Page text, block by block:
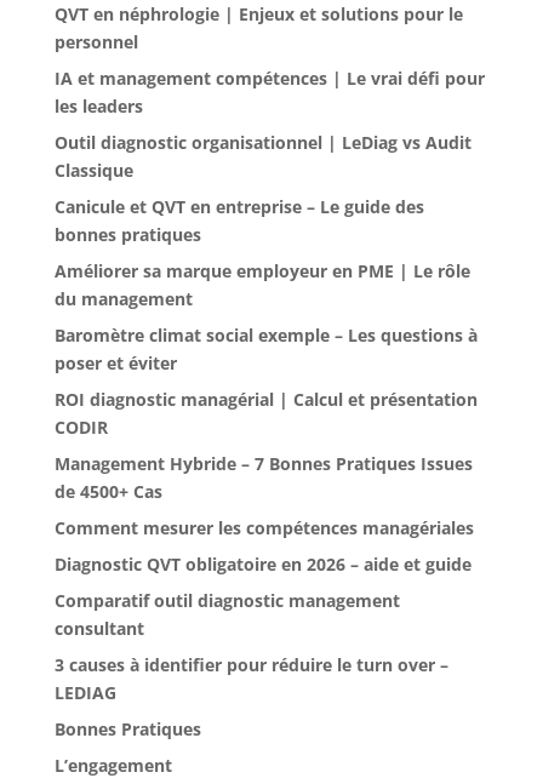
QVT en néphrologie | Enjeux et solutions pour le
personnel
IA et management compétences | Le vrai défi pour
les leaders
Outil diagnostic organisationnel | LeDiag vs Audit
Classique
Canicule et QVT en entreprise – Le guide des
bonnes pratiques
Améliorer sa marque employeur en PME | Le rôle
du management
Baromètre climat social exemple – Les questions à
poser et éviter
ROI diagnostic managérial | Calcul et présentation
CODIR
Management Hybride – 7 Bonnes Pratiques Issues
de 4500+ Cas
Comment mesurer les compétences managériales
Diagnostic QVT obligatoire en 2026 – aide et guide
Comparatif outil diagnostic management
consultant
3 causes à identifier pour réduire le turn over –
LEDIAG
Bonnes Pratiques
L’engagement